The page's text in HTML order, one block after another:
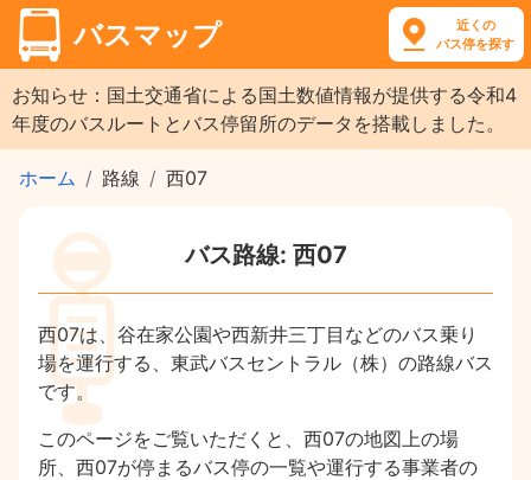
バスマップ
近くの
バス停を探す
お知らせ：国土交通省による国土数値情報が提供する令和4
年度のバスルートとバス停留所のデータを搭載しました。
ホーム 路線 西07
バス路線: 西07
西07は、谷在家公園や西新井三丁目などのバス乗り
場を運行する、東武バスセントラル（株）の路線バス
です。
このページをご覧いただくと、西07の地図上の場
所、西07が停まるバス停の一覧や運行する事業者の